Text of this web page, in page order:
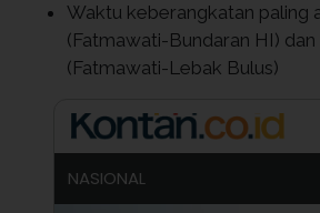
Waktu keberangkatan paling
(Fatmawati-Bundaran HI) dan
(Fatmawati-Lebak Bulus)
NASIONAL